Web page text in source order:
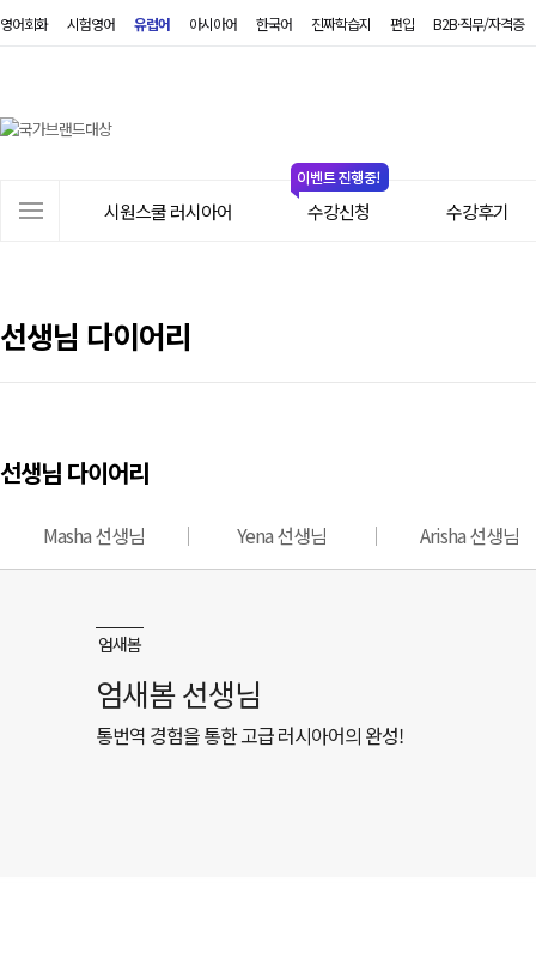
영어회화 시험영어 유럽어 아시아어 한국어 진짜학습지 편입 B2B·직무/자격증
시원스쿨 러시아어 수강신청 수강후기
선생님 다이어리
선생님 다이어리
Masha 선생님 Yena 선생님 Arisha 선생님
엄새봄
엄새봄 선생님
통번역 경험을 통한 고급 러시아어의 완성!